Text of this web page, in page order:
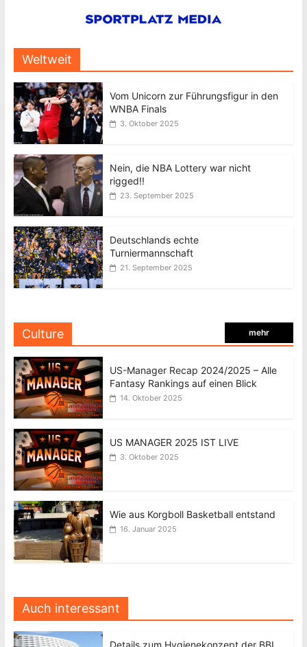
Weltweit
Vom Unicorn zur Führungsfigur in den
WNBA Finals
3. Oktober 2025
Nein, die NBA Lottery war nicht
rigged!!
23. September 2025
Deutschlands echte
Turniermannschaft
21. September 2025
Culture mehr
US-Manager Recap 2024/2025 – Alle
Fantasy Rankings auf einen Blick
14. Oktober 2025
US MANAGER 2025 IST LIVE
3. Oktober 2025
Wie aus Korgboll Basketball entstand
16. Januar 2025
Auch interessant